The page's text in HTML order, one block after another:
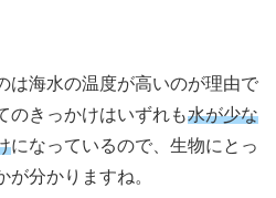
は海水の温度が高いのが理由で
のきっかけはいずれも水が少な
になっているので、生物にとっ
分かりますね。